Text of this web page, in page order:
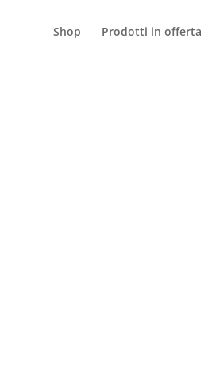
Shop Prodotti in offerta